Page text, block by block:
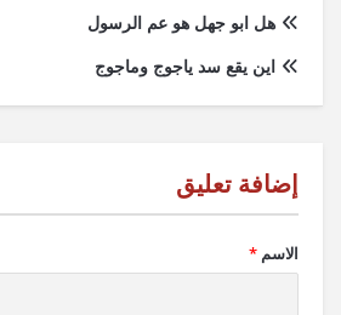
هل ابو جهل هو عم الرسول
اين يقع سد ياجوج وماجوج
الاسم *